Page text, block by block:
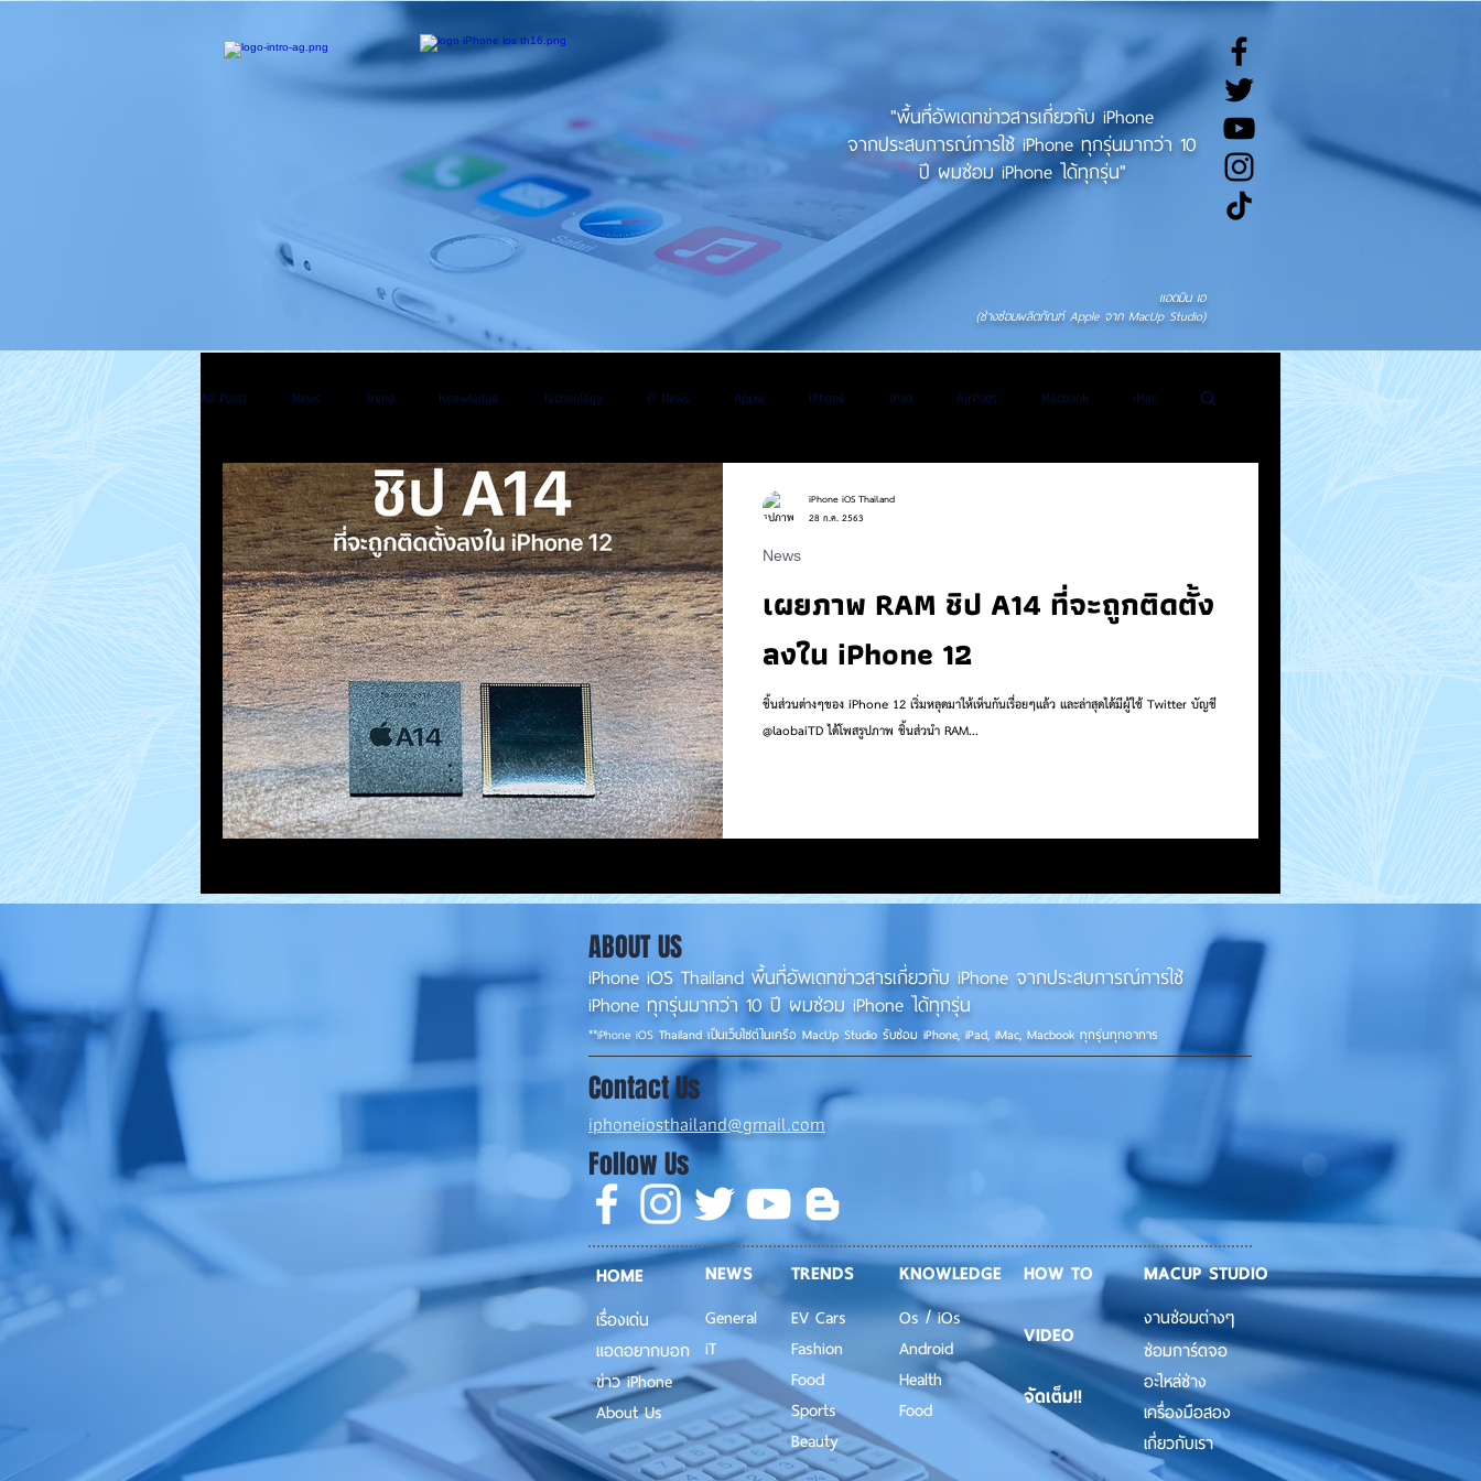
"พื้นที่อัพเดทข่าวสารเกี่ยวกับ iPhone
จากประสบการณ์การใช้ iPhone ทุกรุ่นมากว่า 10
ปี ผมซ่อม iPhone ได้ทุกรุ่น"
แอดมิน เอ
(ช่างซ่อมผลิตภัณฑ์ Apple จาก MacUp Studio)
All Posts News Trend Knowledge Technology IT News Apple iPhone iPad AirPods Macbook iMac
Mac Pro Apple Watch Apple TV Application iOS iPadOs
MacUp Studio Repair Jobs How to Work Life Pet
เผยภาพ RAM ชิป A14 ที่จะถูกติดตั้ง
ลงใน iPhone 12
ชิ้นส่วนต่างๆของ iPhone 12 เริ่มหลุดมาให้เห็นกันเรื่อยๆแล้ว และล่าสุดได้มีผู้ใช้ Twitter บัญชี
@laobaiTD ได้โพสรูปภาพ ชิ้นส่วนำ RAM...
News
iPhone iOS Thailand
28 ก.ค. 2563
ABOUT US
iPhone iOS Thailand พื้นที่อัพเดทข่าวสารเกี่ยวกับ iPhone จากประสบการณ์การใช้
iPhone ทุกรุ่นมากว่า 10 ปี ผมซ่อม iPhone ได้ทุกรุ่น
**iPhone iOS Thailand เป็นเว็บไซต์ในเครือ MacUp Studio รับซ่อม iPhone, iPad, iMac, Macbook ทุกรุ่นทุกอาการ
Contact Us
iphoneiosthailand@gmail.com
Follow Us
HOME
เรื่องเด่น
แอดอยากบอก
ข่าว iPhone
About Us
NEWS
General
iT
TRENDS
EV Cars
Fashion
Food
Sports
Beauty
KNOWLEDGE
Os / iOs
Android
Health
Food
จัดเต็ม!!
HOW TO
VIDEO
MACUP STUDIO
งานซ่อมต่างๆ
ซ่อมการ์ดจอ
อะไหล่ช่าง
เครื่องมือสอง
เกี่ยวกับเรา